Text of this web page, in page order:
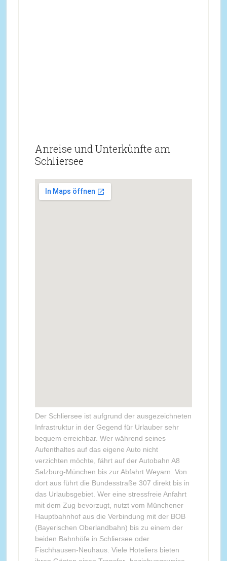
Anreise und Unterkünfte am
Schliersee
Der Schliersee ist aufgrund der ausgezeichneten
Infrastruktur in der Gegend für Urlauber sehr
bequem erreichbar. Wer während seines
Aufenthaltes auf das eigene Auto nicht
verzichten möchte, fährt auf der Autobahn A8
Salzburg-München bis zur Abfahrt Weyarn. Von
dort aus führt die Bundesstraße 307 direkt bis in
das Urlaubsgebiet. Wer eine stressfreie Anfahrt
mit dem Zug bevorzugt, nutzt vom Münchener
Hauptbahnhof aus die Verbindung mit der BOB
(Bayerischen Oberlandbahn) bis zu einem der
beiden Bahnhöfe in Schliersee oder
Fischhausen-Neuhaus. Viele Hoteliers bieten